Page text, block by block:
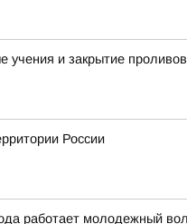
и закрытие проливов
России
работает молодежный